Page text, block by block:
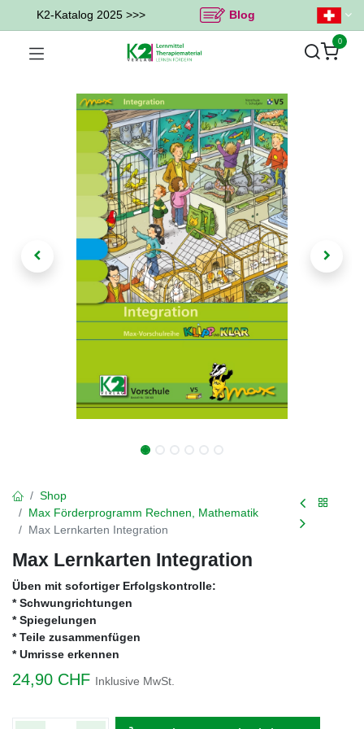
K2-Katalog 2025 >>> Blog
0
Shop
Max Förderprogramm Rechnen, Mathematik
Max Lernkarten Integration
Max Lernkarten Integration
Üben mit sofortiger Erfolgskontrolle:
* Schwungrichtungen
* Spiegelungen
* Teile zusammenfügen
* Umrisse erkennen
24,90 CHF Inklusive MwSt.